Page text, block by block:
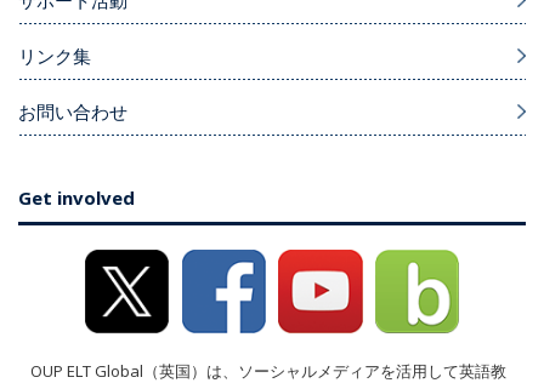
リンク集
お問い合わせ
Get involved
OUP ELT Global（英国）は、ソーシャルメディアを活用して英語教